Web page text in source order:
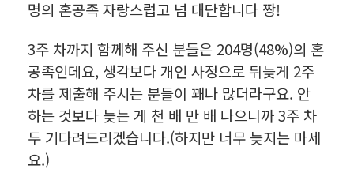
명의 혼공족 자랑스럽고 넘 대단합니다 짱!
3주 차까지 함께해 주신 분들은 204명(48%)의 혼
공족인데요, 생각보다 개인 사정으로 뒤늦게 2주
차를 제출해 주시는 분들이 꽤나 많더라구요. 안
하는 것보다 늦는 게 천 배 만 배 나으니까 3주 차
두 기다려드리겠습니다.(하지만 너무 늦지는 마세
요.)